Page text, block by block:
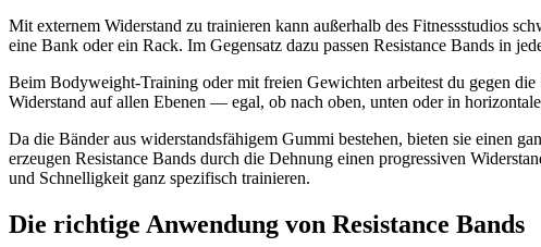
Mit externem Widerstand zu trainieren kann außerhalb des Fitnessstudios
eine Bank oder ein Rack. Im Gegensatz dazu passen Resistance Bands in
Beim Bodyweight-Training oder mit freien Gewichten arbeitest du gegen
Widerstand auf allen Ebenen — egal, ob nach oben, unten oder in
Da die Bänder aus widerstandsfähigem Gummi bestehen, bieten sie einen
erzeugen Resistance Bands durch die Dehnung einen progressiven
und Schnelligkeit ganz spezifisch trainieren.
Die richtige Anwendung von Resistance Bands